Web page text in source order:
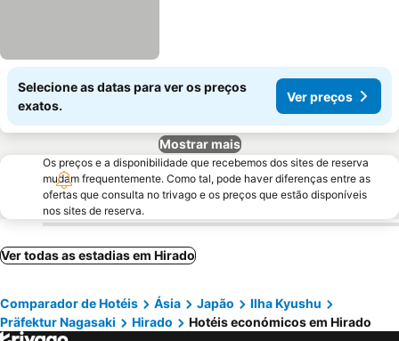
Selecione as datas para ver os preços
exatos.
Ver preços
Mostrar mais
Os preços e a disponibilidade que recebemos dos sites de reserva
mudam frequentemente. Como tal, pode haver diferenças entre as
ofertas que consulta no trivago e os preços que estão disponíveis
nos sites de reserva.
Ver todas as estadias em Hirado
Comparador de Hotéis Ásia Japão
Ilha Kyushu
Präfektur Nagasaki
Hirado Hotéis económicos em Hirado